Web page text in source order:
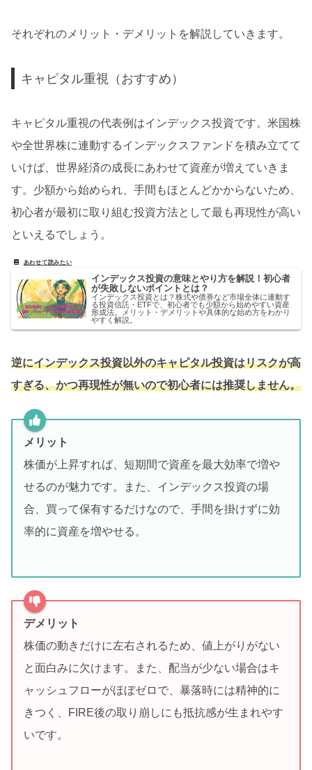
それぞれのメリット・デメリットを解説していきます。
キャピタル重視（おすすめ）
キャピタル重視の代表例はインデックス投資です。米国株
や全世界株に連動するインデックスファンドを積み立てて
いけば、世界経済の成長にあわせて資産が増えていきま
す。少額から始められ、手間もほとんどかからないため、
初心者が最初に取り組む投資方法として最も再現性が高い
といえるでしょう。
インデックス投資の意味とやり方を解説！初心者
が失敗しないポイントとは？
インデックス投資とは？株式や債券など市場全体に連動す
る投資信託・ETFで、初心者でも少額から始めやすい資産
形成法。メリット・デメリットや具体的な始め方をわかり
やすく解説。
逆にインデックス投資以外のキャピタル投資はリスクが高
すぎる、かつ再現性が無いので初心者には推奨しません。
メリット
株価が上昇すれば、短期間で資産を最大効率で増や
せるのが魅力です。また、インデックス投資の場
合、買って保有するだけなので、手間を掛けずに効
率的に資産を増やせる。
デメリット
株価の動きだけに左右されるため、値上がりがない
と面白みに欠けます。また、配当が少ない場合はキ
ャッシュフローがほぼゼロで、暴落時には精神的に
きつく、FIRE後の取り崩しにも抵抗感が生まれやす
いです。